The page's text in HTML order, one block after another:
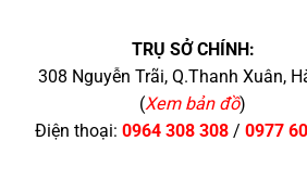
TRỤ SỞ CHÍNH:
308 Nguyễn Trãi, Q.Thanh Xuân,
(Xem bản đồ)
Điện thoại: 0964 308 308/ 0977